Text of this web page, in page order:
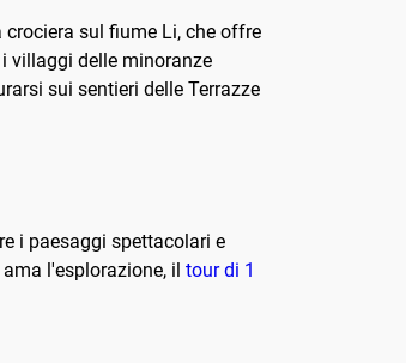
sul fiume Li, che offre
villaggi delle minoranze
sui sentieri delle Terrazze
i paesaggi spettacolari e
ama l'esplorazione, il tour di 1